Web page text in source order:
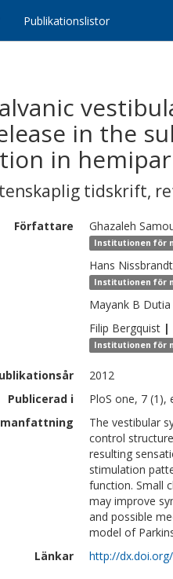
Publikationslistor
in the
in
tidskrift,
Författare Ghazaleh
Institutionen för
Hans Nissbrandt
Institutionen för
Mayank B Dutia
Filip Bergquist |
Institutionen för
2012
Publicerad i
PloS one, 7 (1),
The vestibular
control
resulting
stimulation
function. Small
may improve
and possible
model of
Länkar
http://